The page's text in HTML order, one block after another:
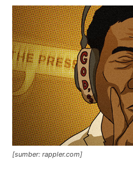
[sumber: rappler.com]